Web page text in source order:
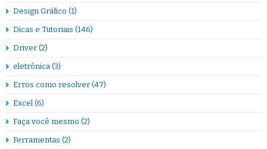
Design Gráfico (1)
Dicas e Tutoriais (146)
Driver (2)
eletrônica (3)
Erros como resolver (47)
Excel (6)
Faça você mesmo (2)
Ferramentas (2)